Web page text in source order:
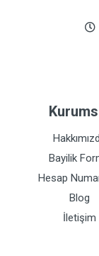
Bayilik
Hesap
Blog
İletişim